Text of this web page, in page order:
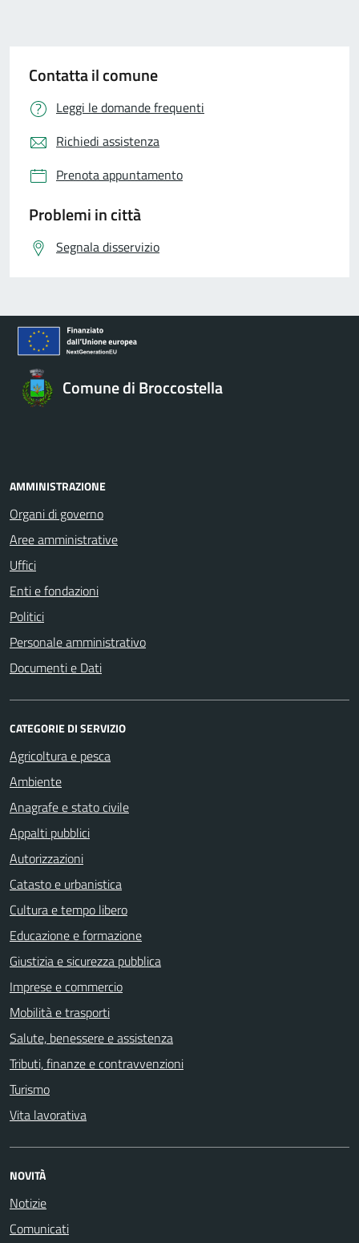
Contatta il comune
Leggi le domande frequenti
Richiedi assistenza
Prenota appuntamento
Problemi in città
Segnala disservizio
Comune di Broccostella
AMMINISTRAZIONE
Organi di governo
Aree amministrative
Uffici
Enti e fondazioni
Politici
Personale amministrativo
Documenti e Dati
CATEGORIE DI SERVIZIO
Agricoltura e pesca
Ambiente
Anagrafe e stato civile
Appalti pubblici
Autorizzazioni
Catasto e urbanistica
Cultura e tempo libero
Educazione e formazione
Giustizia e sicurezza pubblica
Imprese e commercio
Mobilità e trasporti
Salute, benessere e assistenza
Tributi, finanze e contravvenzioni
Turismo
Vita lavorativa
NOVITÀ
Notizie
Comunicati